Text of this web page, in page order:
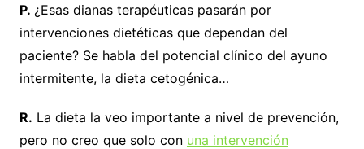
P. ¿Esas dianas terapéuticas pasarán por
intervenciones dietéticas que dependan del
paciente? Se habla del potencial clínico del ayuno
intermitente, la dieta cetogénica…
R. La dieta la veo importante a nivel de prevención,
pero no creo que solo con una intervención